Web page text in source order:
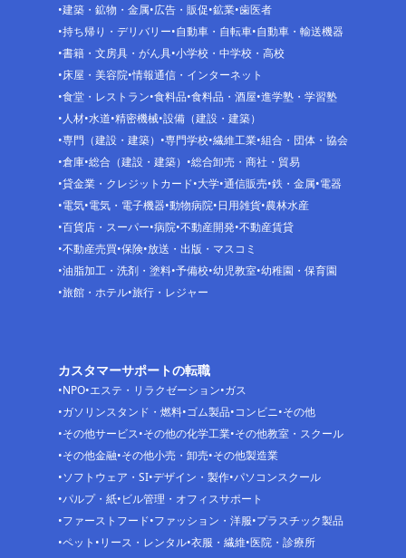
建築・鉱物・金属 広告・販促 鉱業 歯医者
持ち帰り・デリバリー 自動車・自転車 自動車・輸送機器
書籍・文房具・がん具 小学校・中学校・高校
床屋・美容院 情報通信・インターネット
食堂・レストラン 食料品 食料品・酒屋 進学塾・学習塾
人材 水道 精密機械 設備（建設・建築）
専門（建設・建築）
専門学校 繊維工業 組合・団体・協会
倉庫 総合（建設・建築）
総合卸売・商社・貿易
貸金業・クレジットカード 大学 通信販売 鉄・金属 電器
電気 電気・電子機器 動物病院 日用雑貨 農林水産
百貨店・スーパー 病院 不動産開発 不動産賃貸
不動産売買 保険 放送・出版・マスコミ
油脂加工・洗剤・塗料 予備校 幼児教室 幼稚園・保育園
旅館・ホテル 旅行・レジャー
カスタマーサポートの転職
NPO エステ・リラクゼーション ガス
ガソリンスタンド・燃料 ゴム製品 コンビニ その他
その他サービス その他の化学工業 その他教室・スクール
その他金融 その他小売・卸売 その他製造業
ソフトウェア・SI デザイン・製作 パソコンスクール
パルプ・紙 ビル管理・オフィスサポート
ファーストフード ファッション・洋服 プラスチック製品
ペット リース・レンタル 衣服・繊維 医院・診療所